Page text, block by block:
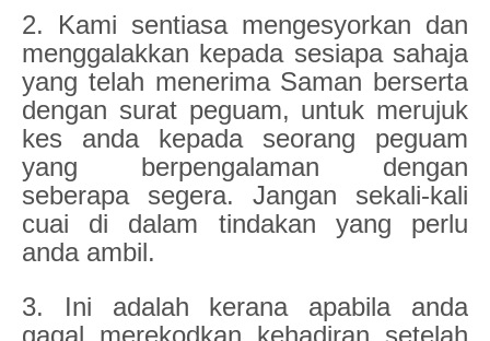
2. Kami sentiasa mengesyorkan dan
menggalakkan kepada sesiapa sahaja
yang telah menerima Saman berserta
dengan surat peguam, untuk merujuk
kes anda kepada seorang peguam
yang berpengalaman dengan
seberapa segera. Jangan sekali-kali
cuai di dalam tindakan yang perlu
anda ambil.
3. Ini adalah kerana apabila anda
gagal merekodkan kehadiran setelah